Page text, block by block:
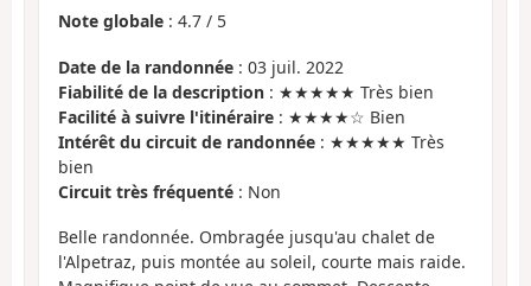
Note globale : 4.7 / 5
Date de la randonnée : 03 juil. 2022
Fiabilité de la description : ★★★★★ Très bien
Facilité à suivre l'itinéraire : ★★★★☆ Bien
Intérêt du circuit de randonnée : ★★★★★ Très
bien
Circuit très fréquenté : Non
Belle randonnée. Ombragée jusqu'au chalet de
l'Alpetraz, puis montée au soleil, courte mais raide.